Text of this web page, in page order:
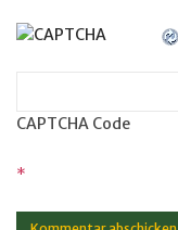
CAPTCHA Code
*